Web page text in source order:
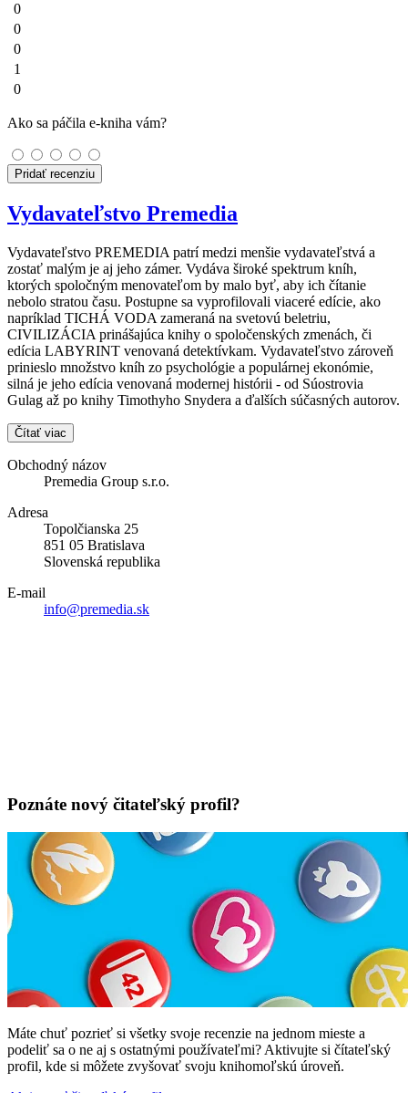
0
0
0
1
0
Ako sa páčila e-kniha vám?
Pridať recenziu
Vydavateľstvo Premedia
Vydavateľstvo PREMEDIA patrí medzi menšie vydavateľstvá a
zostať malým je aj jeho zámer. Vydáva široké spektrum kníh,
ktorých spoločným menovateľom by malo byť, aby ich čítanie
nebolo stratou času. Postupne sa vyprofilovali viaceré edície, ako
napríklad TICHÁ VODA zameraná na svetovú beletriu,
CIVILIZÁCIA prinášajúca knihy o spoločenských zmenách, či
edícia LABYRINT venovaná detektívkam. Vydavateľstvo zároveň
prinieslo množstvo kníh zo psychológie a populárnej ekonómie,
silná je jeho edícia venovaná modernej histórii - od Súostrovia
Gulag až po knihy Timothyho Snydera a ďalších súčasných autorov.
Čítať viac
Obchodný názov
Premedia Group s.r.o.
Adresa
Topolčianska 25
851 05 Bratislava
Slovenská republika
E-mail
info@premedia.sk
Poznáte nový čitateľský profil?
Máte chuť pozrieť si všetky svoje recenzie na jednom mieste a
podeliť sa o ne aj s ostatnými používateľmi? Aktivujte si čítateľský
profil, kde si môžete zvyšovať svoju knihomoľskú úroveň.